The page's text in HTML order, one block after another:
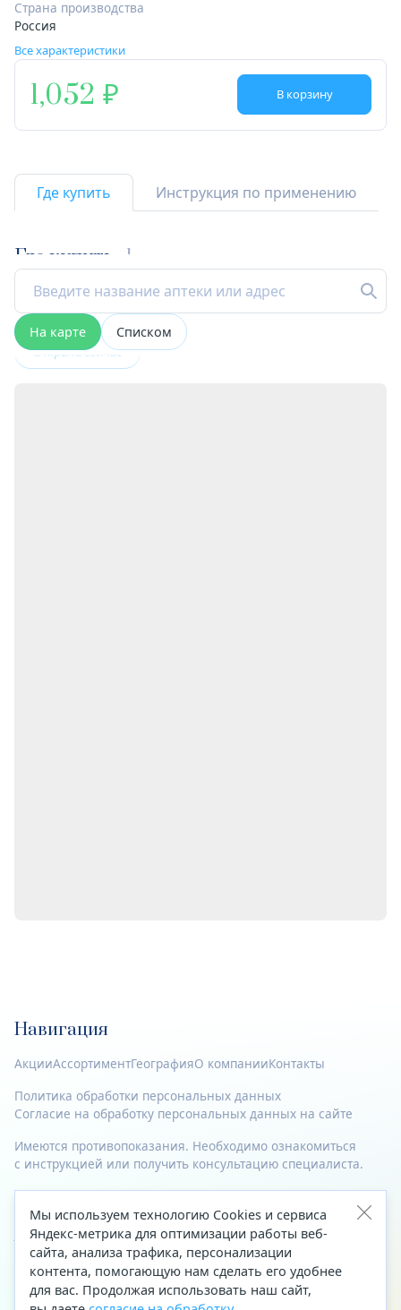
Страна производства
Россия
Все характеристики
1,052 В корзину
Где купить Инструкция по применению
Где купить 1
На карте Списком
Открыта сейчас
Навигация
АкцииАссортиментГеографияО компанииКонтакты
Политика обработки персональных данных
Согласие на обработку персональных данных на сайте
Имеются противопоказания. Необходимо ознакомиться
с инструкцией или получить консультацию специалиста.
© 2023—2026 Все права защищены.
Адрес
Архангельск, ул. Папанина, д. 19 (вход в здание со стороны
автоцентра «Тойота»)
Мы используем технологию Cookies и сервиса
Яндекс-метрика для оптимизации работы веб-
сайта, анализа трафика, персонализации
контента, помогающую нам сделать его удобнее
для вас. Продолжая использовать наш сайт,